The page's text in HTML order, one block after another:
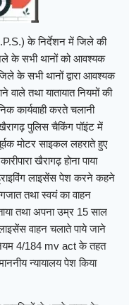
के निर्देशन में जिले की
के सभी थानों को आवश्यक
के सभी थानों द्वारा आवश्यक
वाले तथा यातायात नियमों की
कार्यवाही करते चलानी
खैरागढ़ पुलिस चैकिंग पॉइंट में
मोटर साइकल लहराते हुए
खैरागढ़ होना पाया
लाइसेंस पेश करने कहने
तथा स्वयं का वाहन
तथा अपना उम्र 15 साल
लाइसेंस वाहन चलाते पाये जाने
4/184 mv act के तहत
न्यायालय पेश किया